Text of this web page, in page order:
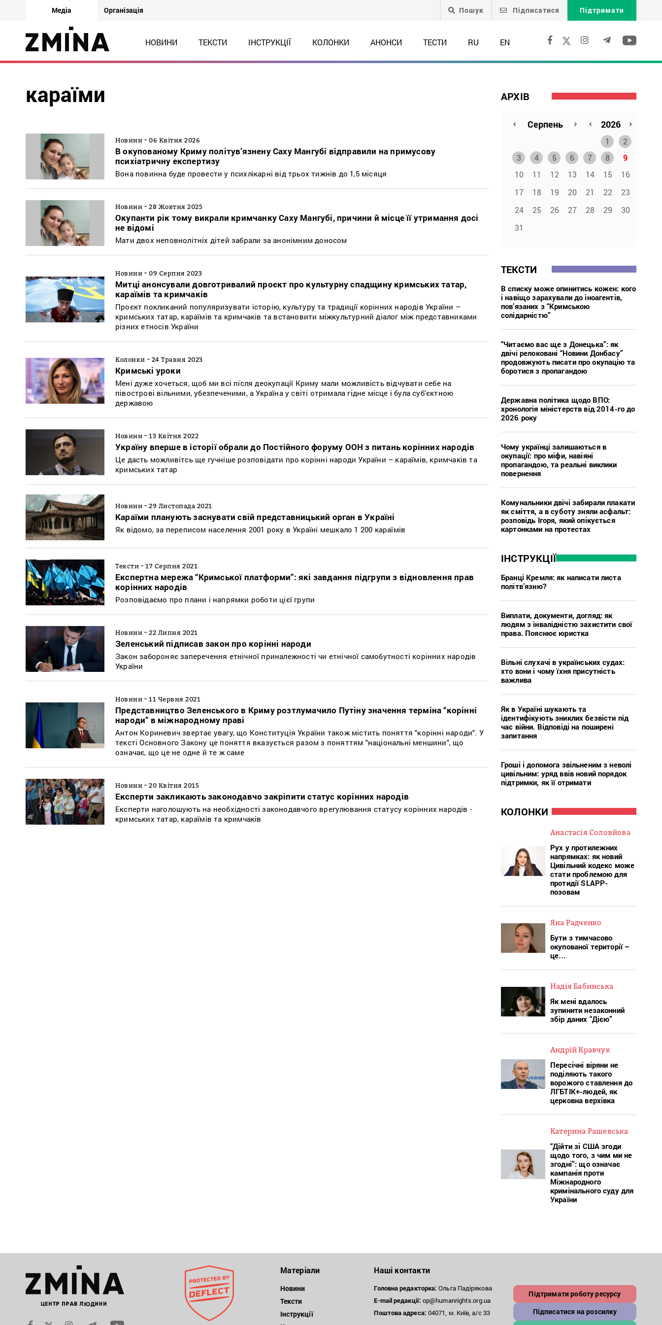
Медіа Організація Пошук Підписатися Підтримати
НОВИНИ ТЕКСТИ ІНСТРУКЦІЇ КОЛОНКИ АНОНСИ ТЕСТИ RU EN
караїми
Новини - 06 Квітня 2026
В окупованому Криму політув’язнену Саху Мангубі відправили на примусову
психіатричну експертизу
Вона повинна буде провести у психлікарні від трьох тижнів до 1,5 місяця
Новини - 28 Жовтня 2025
Окупанти рік тому викрали кримчанку Саху Мангубі, причини й місце її утримання досі
не відомі
Мати двох неповнолітніх дітей забрали за анонімним доносом
Новини - 09 Серпня 2023
Митці анонсували довготривалий проєкт про культурну спадщину кримських татар,
караїмів та кримчаків
Проєкт покликаний популяризувати історію, культуру та традиції корінних народів України –
кримських татар, караїмів та кримчаків та встановити міжкультурний діалог між представниками
різних етносів України
Колонки - 24 Травня 2023
Кримські уроки
Мені дуже хочеться, щоб ми всі після деокупації Криму мали можливість відчувати себе на
півострові вільними, убезпеченими, а Україна у світі отримала гідне місце і була суб'єктною
державою
Новини - 13 Квітня 2022
Україну вперше в історії обрали до Постійного форуму ООН з питань корінних народів
Це дасть можливітсь ще гучніше розповідати про корінні народи України – караїмів, кримчаків та
кримських татар
Новини - 29 Листопада 2021
Караїми планують заснувати свій представницький орган в Україні
Як відомо, за переписом населення 2001 року в Україні мешкало 1 200 караїмів
Тексти - 17 Серпня 2021
Експертна мережа “Кримської платформи”: які завдання підгрупи з відновлення прав
корінних народів
Розповідаємо про плани і напрямки роботи цієї групи
Новини - 22 Липня 2021
Зеленський підписав закон про корінні народи
Закон забороняє заперечення етнічної приналежності чи етнічної самобутності корінних народів
України
Новини - 11 Червня 2021
Представництво Зеленського в Криму розтлумачило Путіну значення терміна “корінні
народи” в міжнародному праві
Антон Кориневич звертає увагу, що Конституція України також містить поняття "корінні народи". У
тексті Основного Закону це поняття вказується разом з поняттям "національні меншини", що
означає, що це не одне й те ж саме
Новини - 20 Квітня 2015
Експерти закликають законодавчо закріпити статус корінних народів
Експерти наголошують на необхідності законодавчого врегулювання статусу корінних народів -
кримських татар, караїмів та кримчаків
АРХІВ
1
2
3
4 5 6 7 8
9
10
11 12 13 14 15
16
17
18 19 20 21 22
23
24
25 26 27 28 29
30
31
ТЕКСТИ
В списку може опинитись кожен: кого
і навіщо зарахували до іноагентів,
пов’язаних з “Кримською
солідарністю”
“Читаємо вас ще з Донецька”: як
двічі релоковані “Новини Донбасу”
продовжують писати про окупацію та
боротися з пропагандою
Державна політика щодо ВПО:
хронологія міністерств від 2014-го до
2026 року
Чому українці залишаються в
окупації: про міфи, навіяні
пропагандою, та реальні виклики
повернення
Комунальники двічі забирали плакати
як сміття, а в суботу зняли асфальт:
розповідь Ігоря, який опікується
картонками на протестах
ІНСТРУКЦІЇ
Бранці Кремля: як написати листа
політв’язню?
Виплати, документи, догляд: як
людям з інвалідністю захистити свої
права. Пояснює юристка
Вільні слухачі в українських судах:
хто вони і чому їхня присутність
важлива
Як в Україні шукають та
ідентифікують зниклих безвісти під
час війни. Відповіді на поширені
запитання
Гроші і допомога звільненим з неволі
цивільним: уряд ввів новий порядок
підтримки, як її отримати
КОЛОНКИ
Анастасія Соловйова
Рух у протилежних
напрямках: як новий
Цивільний кодекс може
стати проблемою для
протидії SLAPP-
позовам
Яна Радченко
Бути з тимчасово
окупованої території –
це…
Надія Бабинська
Як мені вдалось
зупинити незаконний
збір даних “Дією”
Андрій Кравчук
Пересічні віряни не
поділяють такого
ворожого ставлення до
ЛГБТІК+-людей, як
церковна верхівка
Катерина Рашевська
“Дійти зі США згоди
щодо того, з чим ми не
згодні”: що означає
кампанія проти
Міжнародного
кримінального суду для
України
Матеріали
Новини
Тексти
Інструкції
Наші контакти
Головна редакторка: Ольга Падірякова
E-mail редакції: op@humanrights.org.ua
Поштоваадреса: 04071, м. Київ, а/с 33
Підтримати роботу ресурсу
Підписатися на розсилку